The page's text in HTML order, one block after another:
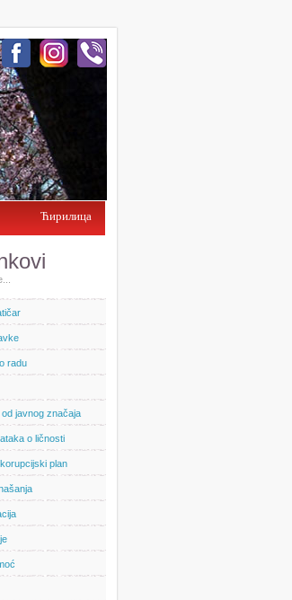
Ћирилица
radu
od javnog značaja
o ličnosti
plan